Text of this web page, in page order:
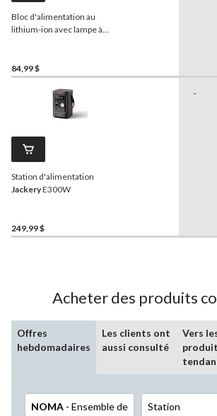
Bloc d'alimentation au
lithium-ion avec lampe à
84,99 $
Station d'alimentation
JackeryE300W
249,99 $
-
Acheter des produits
Offres
hebdomadaires
Les clients ont
aussi consulté
Vers
NOMA - Ensemble de
Station